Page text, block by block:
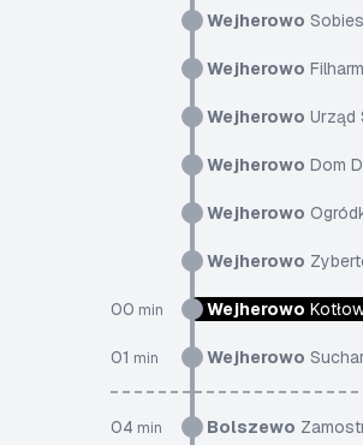
Wejherowo
Wejherowo
Wejherowo Urząd
Wejherowo Dom
Wejherowo
Wejherowo
00 min Wejherowo
01 min Wejherowo
04 min Bolszewo